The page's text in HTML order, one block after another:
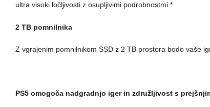
ultra visoki ločljivosti z osupljivimi podrobnostmi.*
2 TB pomnilnika
Z vgrajenim pomnilnikom SSD z 2 TB prostora bodo vaše
PS5 omogoča nadgradnjo iger in združljivost s